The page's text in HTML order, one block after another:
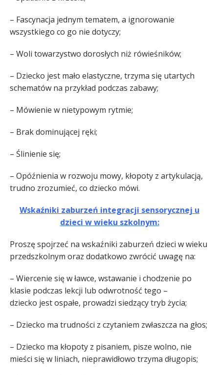
– Fascynacja jednym tematem, a ignorowanie
wszystkiego co go nie dotyczy;
– Woli towarzystwo dorosłych niż rówieśników;
– Dziecko jest mało elastyczne, trzyma się utartych
schematów na przykład podczas zabawy;
– Mówienie w nietypowym rytmie;
– Brak dominującej ręki;
– Ślinienie się;
– Opóźnienia w rozwoju mowy, kłopoty z artykulacją,
trudno zrozumieć, co dziecko mówi.
Wskaźniki zaburzeń integracji sensorycznej u
dzieci w wieku szkolnym:
Proszę spojrzeć na wskaźniki zaburzeń dzieci w wieku
przedszkolnym oraz dodatkowo zwrócić uwagę na:
– Wiercenie się w ławce, wstawanie i chodzenie po
klasie podczas lekcji lub odwrotność tego –
dziecko jest ospałe, prowadzi siedzący tryb życia;
– Dziecko ma trudności z czytaniem zwłaszcza na głos;
– Dziecko ma kłopoty z pisaniem, pisze wolno, nie
mieści się w liniach, nieprawidłowo trzyma długopis;